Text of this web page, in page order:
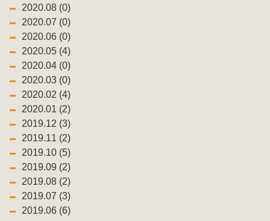
2020.08 (0)
2020.07 (0)
2020.06 (0)
2020.05 (4)
2020.04 (0)
2020.03 (0)
2020.02 (4)
2020.01 (2)
2019.12 (3)
2019.11 (2)
2019.10 (5)
2019.09 (2)
2019.08 (2)
2019.07 (3)
2019.06 (6)